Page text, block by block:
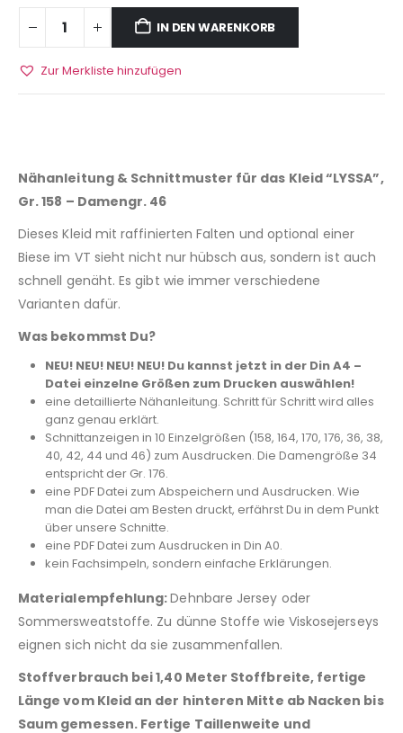
IN DEN WARENKORB
Zur Merkliste hinzufügen
Nähanleitung & Schnittmuster für das Kleid “LYSSA”,
Gr. 158 – Damengr. 46
Dieses Kleid mit raffinierten Falten und optional einer
Biese im VT sieht nicht nur hübsch aus, sondern ist auch
schnell genäht. Es gibt wie immer verschiedene
Varianten dafür.
Was bekommst Du?
NEU! NEU! NEU! NEU! Du kannst jetzt in der Din A4 –
Datei einzelne Größen zum Drucken auswählen!
eine detaillierte Nähanleitung. Schritt für Schritt wird alles
ganz genau erklärt.
Schnittanzeigen in 10 Einzelgrößen (158, 164, 170, 176, 36, 38,
40, 42, 44 und 46) zum Ausdrucken. Die Damengröße 34
entspricht der Gr. 176.
eine PDF Datei zum Abspeichern und Ausdrucken. Wie
man die Datei am Besten druckt, erfährst Du in dem Punkt
über unsere Schnitte.
eine PDF Datei zum Ausdrucken in Din A0.
kein Fachsimpeln, sondern einfache Erklärungen.
Materialempfehlung:Dehnbare Jersey oder
Sommersweatstoffe. Zu dünne Stoffe wie Viskosejerseys
eignen sich nicht da sie zusammenfallen.
Stoffverbrauch bei 1,40 Meter Stoffbreite, fertige
Länge vom Kleid an der hinteren Mitte ab Nacken bis
Saum gemessen. Fertige Taillenweite und